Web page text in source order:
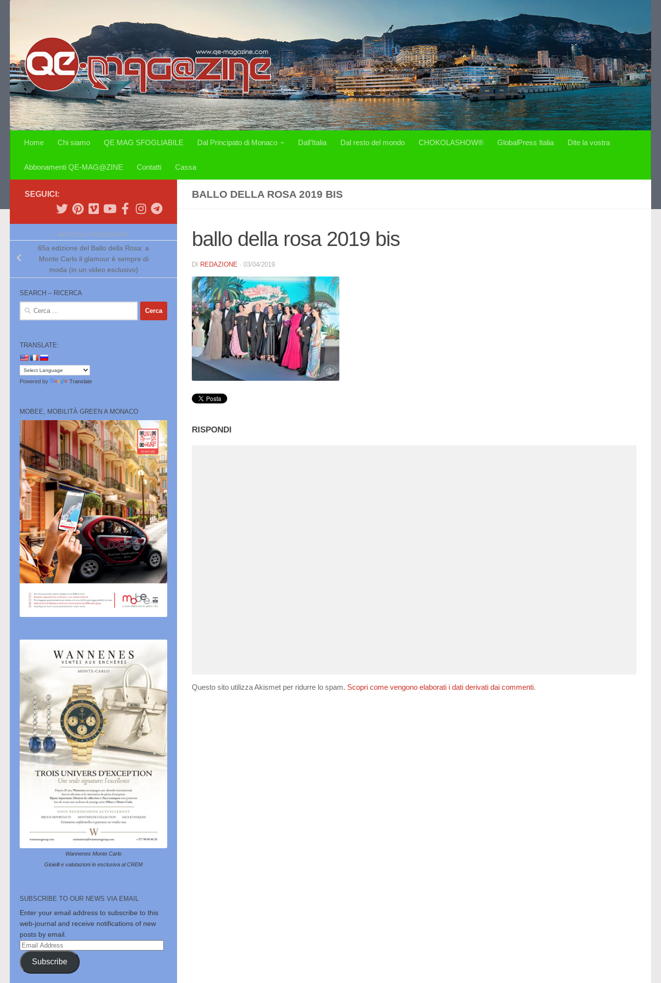
Home Chi siamo QE MAG SFOGLIABILE Dal Principato di Monaco Dall’Italia Dal resto del mondo CHOKOLASHOW® GlobalPress Italia Dite la vostra
Abbonamenti QE-MAG@ZINE Contatti Cassa
BALLO DELLA ROSA 2019 BIS
ballo della rosa 2019 bis
DI REDAZIONE · 03/04/2019
RISPONDI
Questo sito utilizza Akismet per ridurre lo spam. Scopri come vengono elaborati i dati derivati dai commenti.
SEGUICI:
ARTICOLO PRECEDENTE
65a edizione del Ballo della Rosa: a
Monte Carlo il glamour è sempre di
moda (in un video esclusivo)
SEARCH – RICERCA
Ricerca
TRANSLATE:
Powered by Translate
MOBEE, MOBILITÀ GREEN A MONACO
Wannenes Monte Carlo
Gioielli e valutazioni in esclusiva al CREM
SUBSCRIBE TO OUR NEWS VIA EMAIL
Enter your email address to subscribe to this
web-journal and receive notifications of new
posts by email.
Email
Address
Subscribe